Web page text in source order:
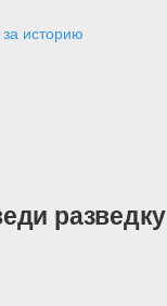
за историю
разведку